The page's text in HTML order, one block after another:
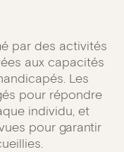
par des activités
aux capacités
Les
pour répondre
individu, et
pour garantir